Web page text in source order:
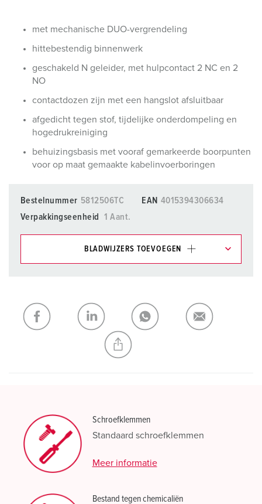
met mechanische DUO-vergrendeling
hittebestendig binnenwerk
geschakeld N geleider, met hulpcontact 2 NC en 2
NO
contactdozen zijn met een hangslot afsluitbaar
afgedicht tegen stof, tijdelijke onderdompeling en
hogedrukreiniging
behuizingsbasis met vooraf gemarkeerde boorpunten
voor op maat gemaakte kabelinvoerboringen
Bestelnummer 5812506TC EAN 4015394306634
Verpakkingseenheid
1 Aant.
BLADWIJZERS TOEVOEGEN
Mijn lijst TOEVOEGEN
NIEUW LIJST MAKEN
Schroefklemmen
Standaard schroefklemmen
Meer informatie
Bestand tegen chemicaliën